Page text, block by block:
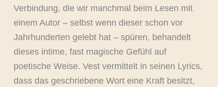
Verbindung, die wir manchmal beim Lesen mit
einem Autor – selbst wenn dieser schon vor
Jahrhunderten gelebt hat – spüren, behandelt
dieses intime, fast magische Gefühl auf
poetische Weise. Vest vermittelt in seinen Lyrics,
dass das geschriebene Wort eine Kraft besitzt,